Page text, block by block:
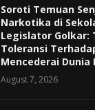
Soroti Temuan
Narkotika di
Legislator Golkar:
Toleransi
Mencederai Dunia
August 7, 2026